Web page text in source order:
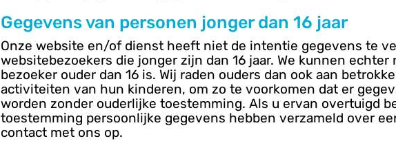
Gegevens van personen jonger dan 16 jaar
Onze website en/of dienst heeft niet de intentie gegevens te
websitebezoekers die jonger zijn dan 16 jaar. We kunnen
bezoeker ouder dan 16 is. Wij raden ouders dan ook aan
activiteiten van hun kinderen, om zo te voorkomen dat er
worden zonder ouderlijke toestemming. Als u ervan overtuigd
toestemming persoonlijke gegevens hebben verzameld over
contact met ons op.